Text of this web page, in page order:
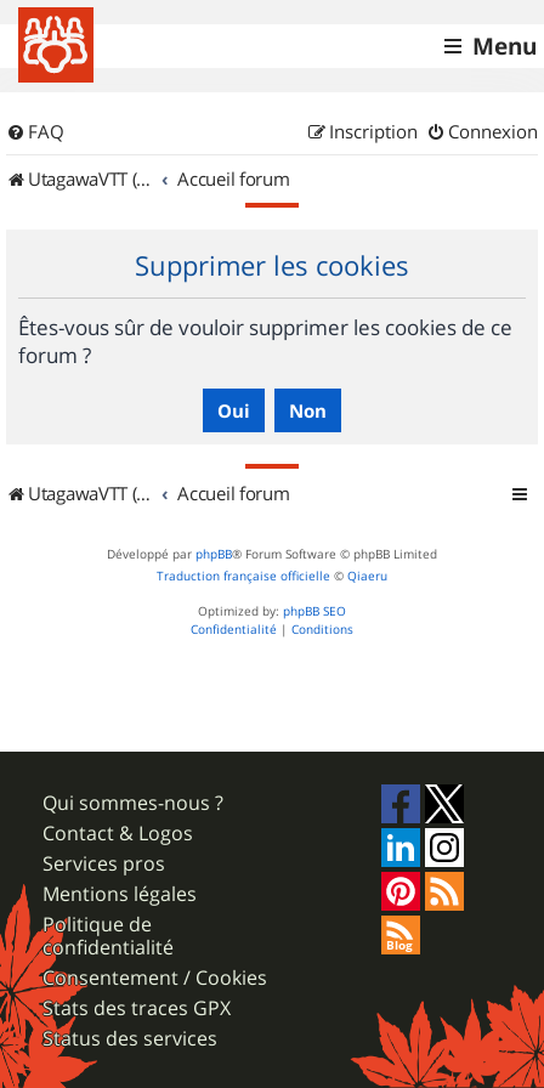
Menu
FAQ Connexion
Inscription
UtagawaVTT (Randos VTT et VTTAE avec traces GPS)
Accueil forum
Supprimer les cookies
Êtes-vous sûr de vouloir supprimer les cookies de ce
forum ?
UtagawaVTT (Randos VTT et VTTAE avec traces GPS) Accueil forum
Développé par phpBB® Forum Software © phpBB Limited
Traduction française officielle © Qiaeru
Optimized by: phpBB SEO
Confidentialité | Conditions
Qui sommes-nous ?
Contact & Logos
Services pros
Mentions légales
Politique de
confidentialité
Consentement / Cookies
Stats des traces GPX
Status des services